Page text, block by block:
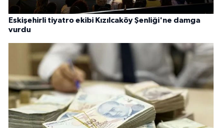
Eskişehirli tiyatro ekibi Kızılcaköy Şenliği'ne damga
vurdu